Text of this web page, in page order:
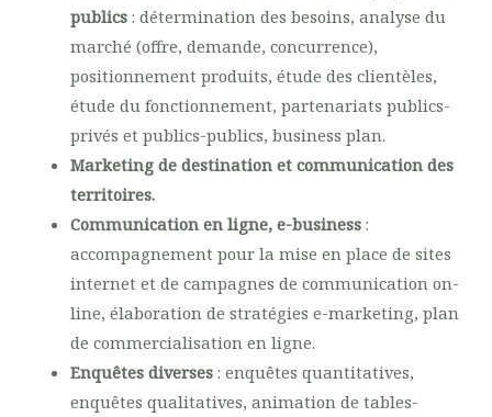
publics : détermination des besoins, analyse du
marché (offre, demande, concurrence),
positionnement produits, étude des clientèles,
étude du fonctionnement, partenariats publics-
privés et publics-publics, business plan.
Marketing de destination et communication des
territoires.
Communication en ligne, e-business:
accompagnement pour la mise en place de sites
internet et de campagnes de communication on-
line, élaboration de stratégies e-marketing, plan
de commercialisation en ligne.
Enquêtes diverses : enquêtes quantitatives,
enquêtes qualitatives, animation de tables-